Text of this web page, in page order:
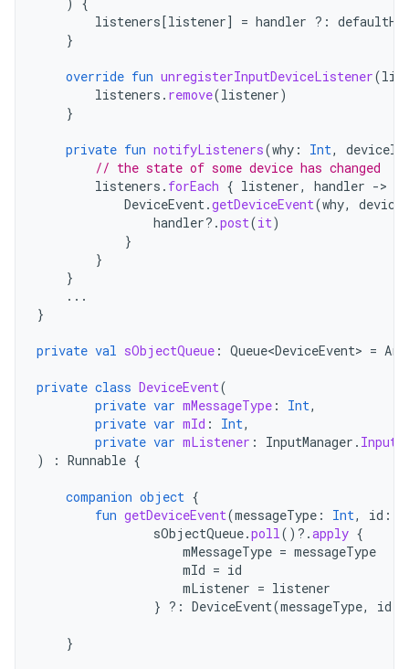
listeners[listener] = handler ?:
}
override fun unregisterInputDeviceListener(
listeners . remove(listener)
}
private fun notifyListeners(why : Int, deviceId
// the state of some device has changed
listeners . forEach { listener, handler -
DeviceEvent.getDeviceEvent(why,
handler?.post(it)
}
}
}
...
}
private val sObjectQueue : Queue<DeviceEvent> =
private class DeviceEvent(
private var mMessageType : Int,
private var mId : Int,
private var mListener : InputManager .
)
: Runnable {
companion object {
fun getDeviceEvent(messageType : Int, id :
sObjectQueue.poll() ?.apply {
mMessageType = messageType
mId = id
mListener = listener
} ?: DeviceEvent(messageType, id
}